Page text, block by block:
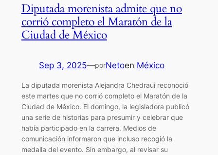
Diputada morenista admite que no
corrió completo el Maratón de la
Ciudad de México
Sep 3, 2025—porNetoen México
La diputada morenista Alejandra Chedraui reconoció
este martes que no corrió completo el Maratón de la
Ciudad de México. El domingo, la legisladora publicó
una serie de historias para presumir y celebrar que
había participado en la carrera. Medios de
comunicación informaron que incluso recogió la
medalla del evento. Sin embargo, al revisar su